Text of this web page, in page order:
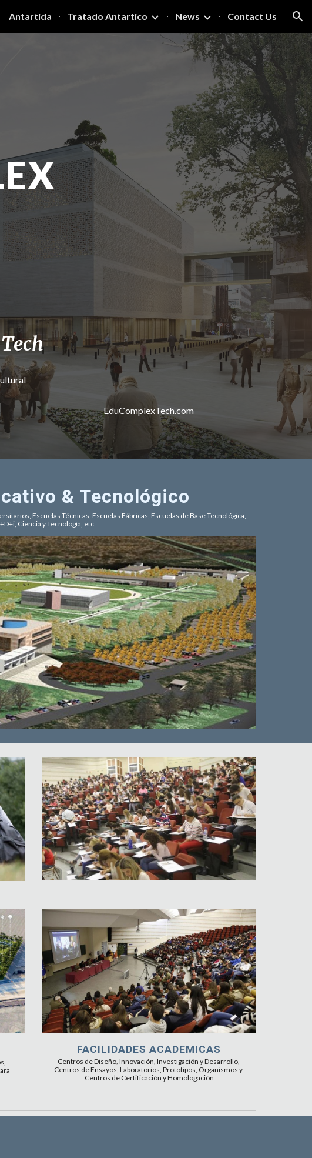
to navigation
Antartida Tratado Antartico News Contact Us
EduComplexTech.com
& Tecnológico
Escuelas Técnicas, Escuelas Fábricas, Escuelas de Base Tecnológica,
Ciencia y Tecnología, etc.
FACILIDADES ACADEMICAS
Centros de Diseño, Innovación, Investigación y Desarrollo,
Centros de Ensayos, Laboratorios, Prototipos, Organismos y
Centros de Certificación y Homologación